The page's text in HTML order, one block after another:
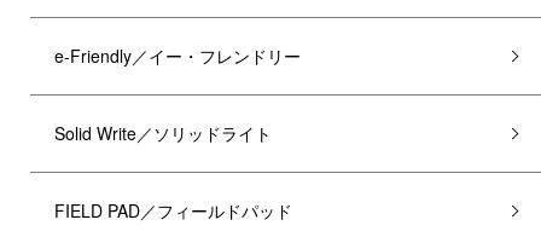
e-Friendly／イー・フレンドリー
Solid Write／ソリッドライト
FIELD PAD／フィールドパッド